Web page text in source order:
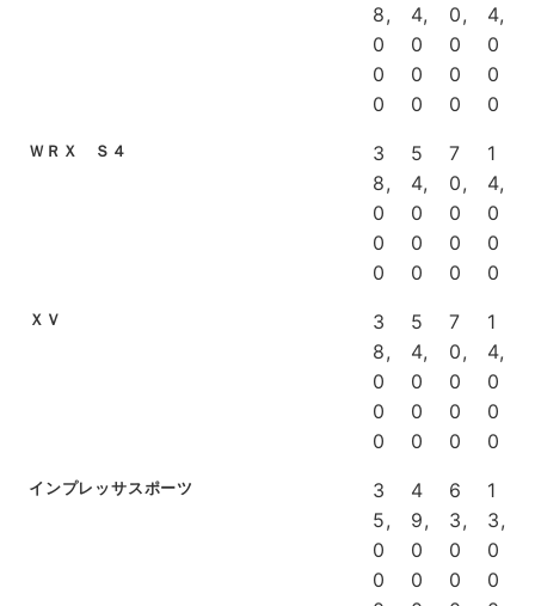
8,
0
0
0
4,
0
0
0
0,
0
0
0
4,
0
0
0
ＷＲＸ Ｓ４
3
8,
0
0
0
5
4,
0
0
0
7
0,
0
0
0
1
4,
0
0
0
ＸＶ
3
8,
0
0
0
5
4,
0
0
0
7
0,
0
0
0
1
4,
0
0
0
インプレッサスポーツ
3
5,
0
0
4
9,
0
0
6
3,
0
0
1
3,
0
0